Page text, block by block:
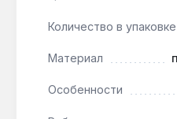
интерьеров, а длина
25 мм универсальны
Хомут подходит для
Количество в упаковке
Материал
Особенности